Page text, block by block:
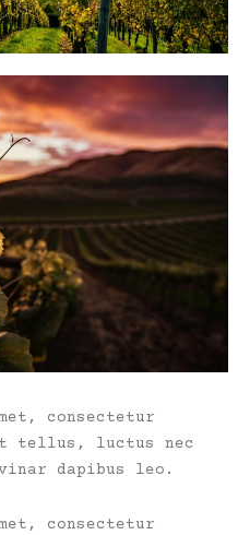
consectetur
tellus, luctus nec
dapibus leo.
consectetur